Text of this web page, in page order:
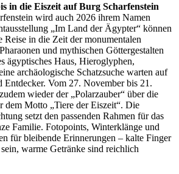
in die Eiszeit auf Burg Scharfenstein
wird auch 2026 ihrem Namen
„Im Land der Ägypter“ können
Reise in die Zeit der monumentalen
und mythischen Göttergestalten
ägyptisches Haus, Hieroglyphen,
archäologische Schatzsuche warten auf
Entdecker. Vom 27. November bis 21.
wieder der „Polarzauber“ über die
dem Motto „Tiere der Eiszeit“. Die
setzt den passenden Rahmen für das
Familie. Fotopoints, Winterklänge und
für bleibende Erinnerungen – kalte Finger
warme Getränke sind reichlich